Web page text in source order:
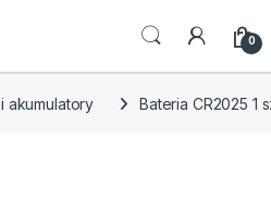
0
akumulatory Bateria CR2025 1